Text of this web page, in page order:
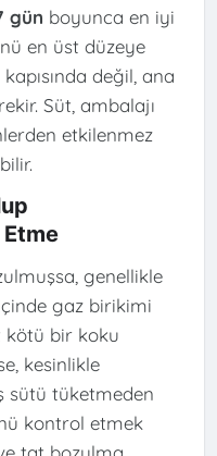
gün boyunca en iyi
en üst düzeye
değil, ana
Süt, ambalajı
etkilenmez
Etme
genellikle
gaz birikimi
kötü bir koku
kesinlikle
sütü tüketmeden
kontrol etmek